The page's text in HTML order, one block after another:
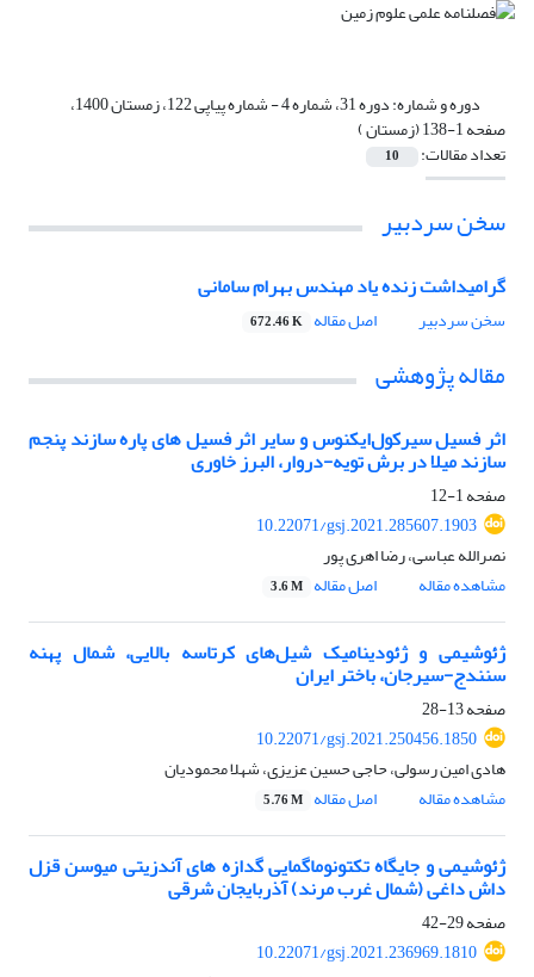
دوره و شماره: دوره 31، شماره 4 - شماره پیاپی 122، زمستان 1400،
صفحه 1-138 (زمستان )
تعداد مقالات: 10
سخن سردبیر
گرامیداشت زنده‏ یاد مهندس بهرام سامانی
سخن سردبیر اصل مقاله 672.46 K
مقاله پژوهشی
اثر فسیل سیرکول‌ایکنوس و سایر اثر فسیل های پاره سازند پنجم
سازند میلا در برش تویه-دروار، البرز خاوری
صفحه1-12
10.22071/gsj.2021.285607.1903
نصرالله عباسی، رضا اهری پور
مشاهده مقاله
اصل مقاله 3.6 M
ژئوشیمی و ژئودینامیک شیل‏‌های کرتاسه بالایی، شمال پهنه
سنندج-سیرجان، باختر ایران
صفحه13-28
10.22071/gsj.2021.250456.1850
هادی امین رسولی، حاجی حسین عزیزی، شهلا محمودیان
مشاهده مقاله
اصل مقاله 5.76 M
ژئوشیمی و جایگاه تکتونوماگمایی گدازه های آندزیتی میوسن قزل
داش داغی (شمال غرب مرند) آذربایجان شرقی
صفحه29-42
10.22071/gsj.2021.236969.1810